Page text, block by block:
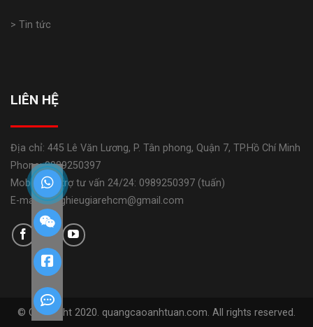
> Tin tức
LIÊN HỆ
Địa chỉ: 445 Lê Văn Lương, P. Tân phong, Quận 7, TP.Hồ Chí Minh
Phone: 0989250397
Mobile: Hỗ trợ tư vấn 24/24: 0989250397 (tuấn)
E-mail: banghieugiarehcm@gmail.com
© Copyright 2020. quangcaoanhtuan.com. All rights reserved.